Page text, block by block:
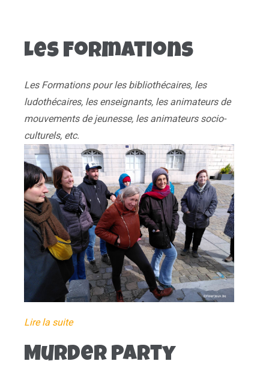
Les Formations
Les Formations pour les bibliothécaires, les
ludothécaires, les enseignants, les animateurs de
mouvements de jeunesse, les animateurs socio-
culturels, etc.
Lire la suite
Murder Party